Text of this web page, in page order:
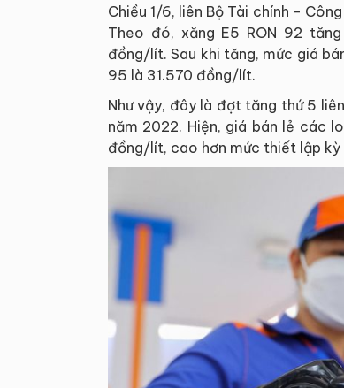
Chiều 1/6, liên Bộ Tài chính -
Theo đó, xăng E5 RON 92
đồng/lít. Sau khi tăng, mức giá
95 là 31.570 đồng/lít.
Như vậy, đây là đợt tăng thứ 5
năm 2022. Hiện, giá bán lẻ các
đồng/lít, cao hơn mức thiết lập kỳ